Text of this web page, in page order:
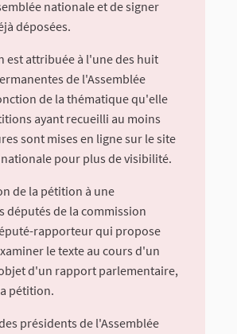
nationale et de signer
déposées.
est attribuée à l'une des huit
de l'Assemblée
de la thématique qu'elle
ayant recueilli au moins
sont mises en ligne sur le site
pour plus de visibilité.
de la pétition à une
députés de la commission
rapporteur qui propose
le texte au cours d'un
d'un rapport parlementaire,
pétition.
présidents de l'Assemblée